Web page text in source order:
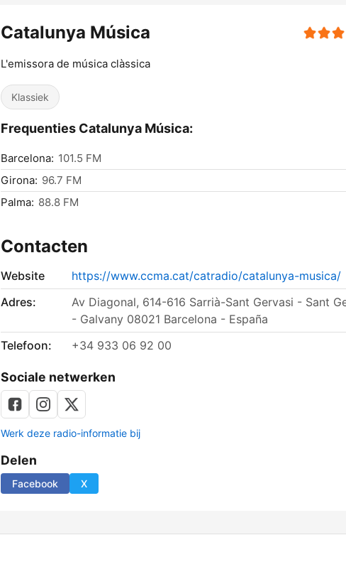
Catalunya Música
L'emissora de música clàssica
Klassiek
Frequenties Catalunya Música:
Barcelona: 101.5 FM
Girona: 96.7 FM
Palma: 88.8 FM
Contacten
Website
https://www.ccma.cat/catradio/catalunya-musica/
Adres:
Av Diagonal, 614-616 Sarrià-Sant Gervasi - Sant
- Galvany 08021 Barcelona - España
Telefoon:
+34 933 06 92 00
Sociale netwerken
Werk deze radio-informatie bij
Delen
Facebook X